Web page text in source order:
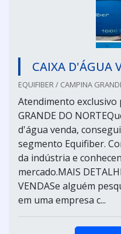
CAIXA D'ÁGUA
EQUIFIBER / CAMPINA
Atendimento exclusivo
GRANDE DO
d'água venda,
segmento Equifiber.
da indústria e
mercado.MAIS
VENDASe alguém
em uma empresa c...